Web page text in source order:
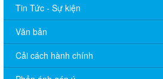
Tin Tức - Sự kiện
Văn bản
Cải cách hành chính